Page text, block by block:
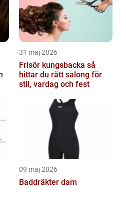
31 maj 2026
Frisör kungsbacka så
hittar du rätt salong för
stil, vardag och fest
09 maj 2026
Baddräkter dam